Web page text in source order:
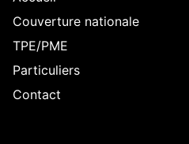
Couverture nationale
TPE/PME
Particuliers
Contact